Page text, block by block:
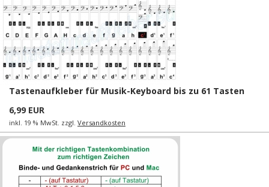
Tastenaufkleber für Musik-Keyboard bis zu 61 Tasten
6,99 EUR
inkl. 19 % MwSt. zzgl. Versandkosten